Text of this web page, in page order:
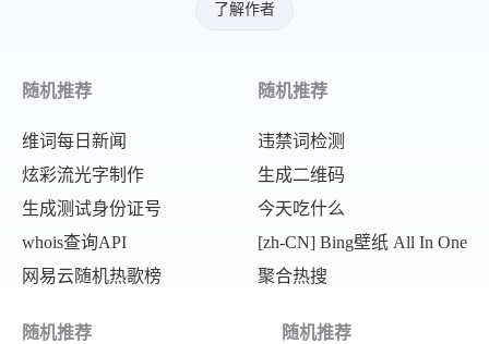
了解作者
随机推荐
维词每日新闻
炫彩流光字制作
生成测试身份证号
whois查询API
网易云随机热歌榜
随机推荐
违禁词检测
生成二维码
今天吃什么
[zh-CN] Bing壁纸 All In One
聚合热搜
随机推荐 随机推荐